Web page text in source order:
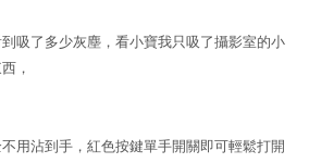
吸了多少灰塵，看小寶我只吸了攝影室的小
，
用沾到手，紅色按鍵單手開關即可輕鬆打開